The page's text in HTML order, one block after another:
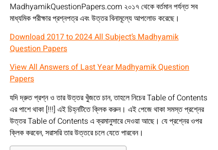
MadhyamikQuestionPapers.com ২০১৭ থেকে বর্তমান পর্যন্ত সব
মাধ্যমিক পরীক্ষার প্রশ্নপত্র এবং উত্তর বিনামূল্যে আপলোড করেছে।
Download 2017 to 2024 All Subject’s Madhyamik
Question Papers
View All Answers of Last Year Madhyamik Question
Papers
যদি দ্রুত প্রশ্ন ও তার উত্তর খুঁজতে চান, তাহলে নিচের Table of Contents
এর পাশে থাকা [!!!] এই চিহ্নটিতে ক্লিক করুন। এই পেজে থাকা সমস্ত প্রশ্নের
উত্তর Table of Contents এ ক্রমানুসারে দেওয়া আছে। যে প্রশ্নের ওপর
ক্লিক করবেন, সরাসরি তার উত্তরে চলে যেতে পারবেন।